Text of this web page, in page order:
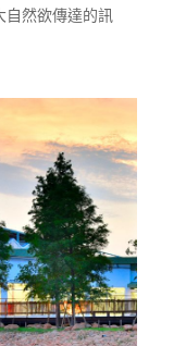
自然欲傳達的訊